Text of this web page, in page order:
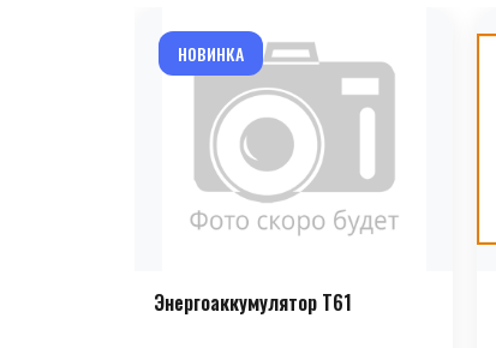
НОВИНКА
Энергоаккумулятор T61